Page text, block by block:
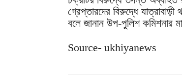
গ্রেপ্তারদের বিরুদ্ধে
বলে জানান উপ-পুলিশ কমিশনার
Source- ukhiyanews